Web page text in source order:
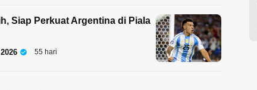
Siap Perkuat Argentina di Piala
55 hari